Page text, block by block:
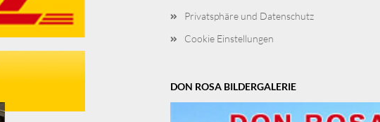
Privatsphäre und Datenschutz
Cookie Einstellungen
DON ROSA BILDERGALERIE